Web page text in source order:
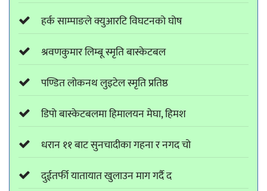
हर्क साम्पाङले क्युआरटि विघटनको घोष
श्रवणकुमार लिम्बू स्मृति बास्केटबल
पण्डित लोकनथ लुइटेल स्मृति प्रतिष्ठ
डिपो बास्केटबलमा हिमालयन मेघा, हिमश
धरान ११ बाट सुनचादीका गहना र नगद चो
दुईतर्फी यातायात खुलाउन माग गर्दै द